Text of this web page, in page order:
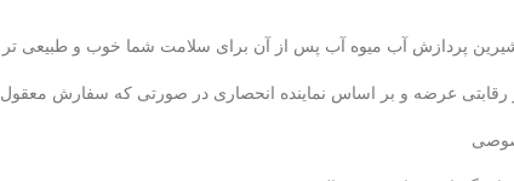
رقابتی عرضه و بر اساس نماینده انحصاری در صورتی که سفارش